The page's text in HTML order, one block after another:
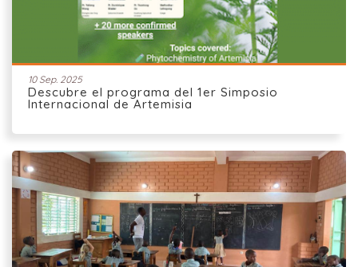
10 Sep. 2025
Descubre el programa del 1er Simposio
Internacional de Artemisia